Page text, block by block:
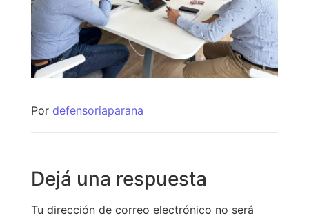
Por defensoriaparana
Dejá una respuesta
Tu dirección de correo electrónico no será